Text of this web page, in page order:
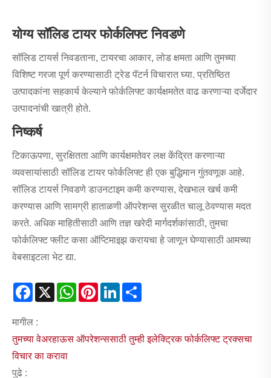
योग्य सॉलिड टायर फोर्कलिफ्ट निवडणे
सॉलिड टायर्स निवडताना, टायरचा आकार, लोड क्षमता आणि तुमच्या
विशिष्ट गरजा पूर्ण करण्यासाठी ट्रेड पॅटर्न विचारात घ्या. प्रतिष्ठित
उत्पादकांना सहकार्य केल्याने फोर्कलिफ्ट कार्यक्षमतेत वाढ करणाऱ्या दर्जेदार
उत्पादनांची खात्री होते.
निष्कर्ष
टिकाऊपणा, सुरक्षितता आणि कार्यक्षमतेवर लक्ष केंद्रित करणाऱ्या
व्यवसायांसाठी सॉलिड टायर फोर्कलिफ्ट ही एक बुद्धिमान गुंतवणूक आहे.
सॉलिड टायर्स निवडणे डाउनटाइम कमी करण्यास, देखभाल खर्च कमी
करण्यास आणि सामग्री हाताळणी ऑपरेशन्स सुरळीत चालू ठेवण्यास मदत
करते. अधिक माहितीसाठी आणि तज्ञ खरेदी मार्गदर्शकांसाठी, तुमचा
फोर्कलिफ्ट फ्लीट कसा ऑप्टिमाइझ करायचा हे जाणून घेण्यासाठी आमच्या
वेबसाइटला भेट द्या.
Facebook
X WhatsAppPinterestLinkedIn
मागील :
तुमच्या वेअरहाऊस ऑपरेशन्ससाठी तुम्ही इलेक्ट्रिक फोर्कलिफ्ट ट्रक्सचा
विचार का करावा
पुढे :